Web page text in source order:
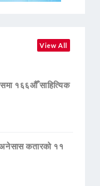
View All
१६६औँ साहित्यिक
कतारको ११